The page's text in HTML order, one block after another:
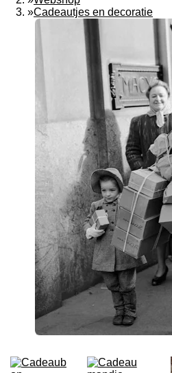
»Cadeautjes en decoratie